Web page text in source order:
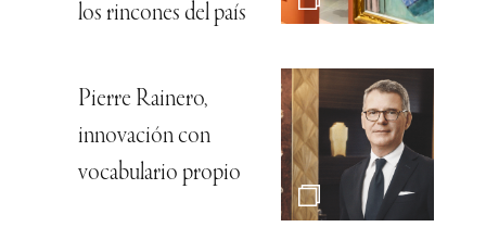
los rincones del país
Pierre Rainero,
innovación con
vocabulario propio